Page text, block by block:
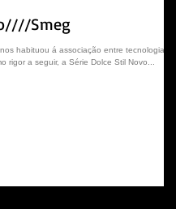
Smeg
habituou á associação entre tecnologia e
rigor a seguir, a Série Dolce Stil Novo...